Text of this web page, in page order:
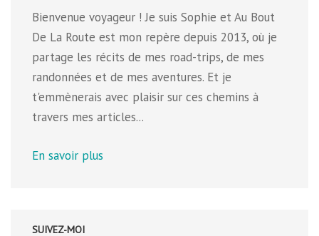
Bienvenue voyageur ! Je suis Sophie et Au Bout
De La Route est mon repère depuis 2013, où je
partage les récits de mes road-trips, de mes
randonnées et de mes aventures. Et je
t'emmènerais avec plaisir sur ces chemins à
travers mes articles...
En savoir plus
SUIVEZ-MOI